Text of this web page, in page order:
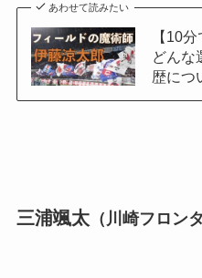
あわせて読みたい
【10
どんな
歴につ
三浦颯太（川崎フロン